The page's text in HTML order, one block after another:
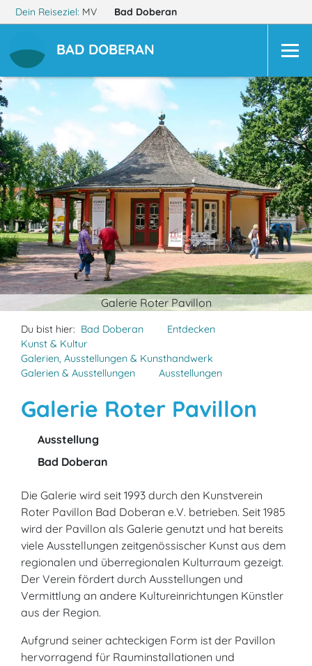
Dein Reiseziel: MV Bad Doberan
BAD DOBERAN
Galerie Roter Pavillon
Du bist hier: Bad Doberan
Entdecken
Kunst & Kultur
Galerien, Ausstellungen & Kunsthandwerk
Galerien & Ausstellungen
Ausstellungen
Galerie Roter Pavillon
Ausstellung
Bad Doberan
Die Galerie wird seit 1993 durch den Kunstverein
Roter Pavillon Bad Doberan e.V. betrieben. Seit 1985
wird der Pavillon als Galerie genutzt und hat bereits
viele Ausstellungen zeitgenössischer Kunst aus dem
regionalen und überregionalen Kulturraum gezeigt.
Der Verein fördert durch Ausstellungen und
Vermittlung an andere Kultureinrichtungen Künstler
aus der Region.
Aufgrund seiner achteckigen Form ist der Pavillon
hervorragend für Rauminstallationen und